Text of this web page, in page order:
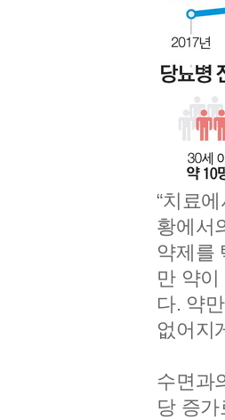
“치료
황에서
약제를
만 약
다. 약
없어지
수면과
당 증